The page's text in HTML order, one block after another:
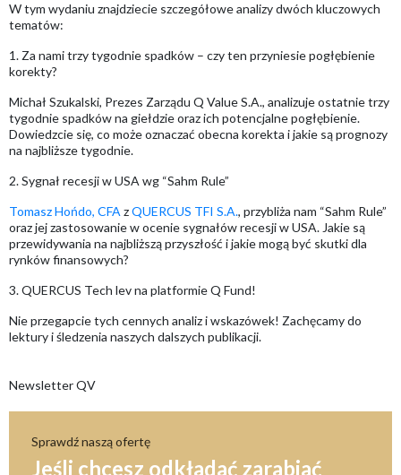
W tym wydaniu znajdziecie szczegółowe analizy dwóch kluczowych
tematów:
1. Za nami trzy tygodnie spadków – czy ten przyniesie pogłębienie
korekty?
Michał Szukalski, Prezes Zarządu Q Value S.A., analizuje ostatnie trzy
tygodnie spadków na giełdzie oraz ich potencjalne pogłębienie.
Dowiedzcie się, co może oznaczać obecna korekta i jakie są prognozy
na najbliższe tygodnie.
2. Sygnał recesji w USA wg “Sahm Rule”
Tomasz Hońdo, CFA zQUERCUS TFI S.A., przybliża nam “Sahm Rule”
oraz jej zastosowanie w ocenie sygnałów recesji w USA. Jakie są
przewidywania na najbliższą przyszłość i jakie mogą być skutki dla
rynków finansowych?
3. QUERCUS Tech lev na platformie Q Fund!
Nie przegapcie tych cennych analiz i wskazówek! Zachęcamy do
lektury i śledzenia naszych dalszych publikacji.
Newsletter QV
Sprawdź naszą ofertę
Jeśli chcesz odkładać zarabiać